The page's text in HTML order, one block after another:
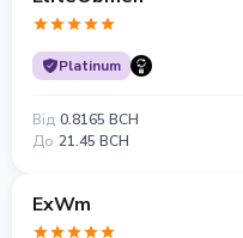
Platinum
Від 0.8165 BCH
До 21.45 BCH
ExWm